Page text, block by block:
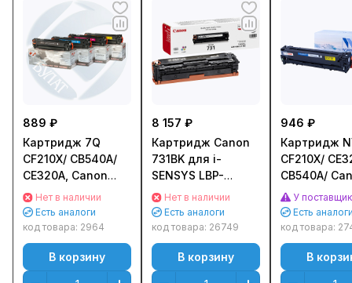
889 ₽
Картридж 7Q
CF210X/ CB540A/
CE320A, Canon
716/ 731H для HP
LJ Pro 200 M251,
CP1215/ CP1525
(2400стр.) Черный
(Black)
Нет в наличии
Есть аналоги
код товара: 2964
В корзину
8 157 ₽
Картридж Canon
731BK для i-
SENSYS LBP-
7100Cn/ 7110Cw
Черный (Black)
Оригинальный
Нет в наличии
Есть аналоги
код товара: 26749
В корзину
946 ₽
Картридж
CF210X/
CB540A/
716/ 731
Pro M251/
CP1525,
LBP5050,
MF8030C/
(2200стр.)
У
Есть
код товара:
В